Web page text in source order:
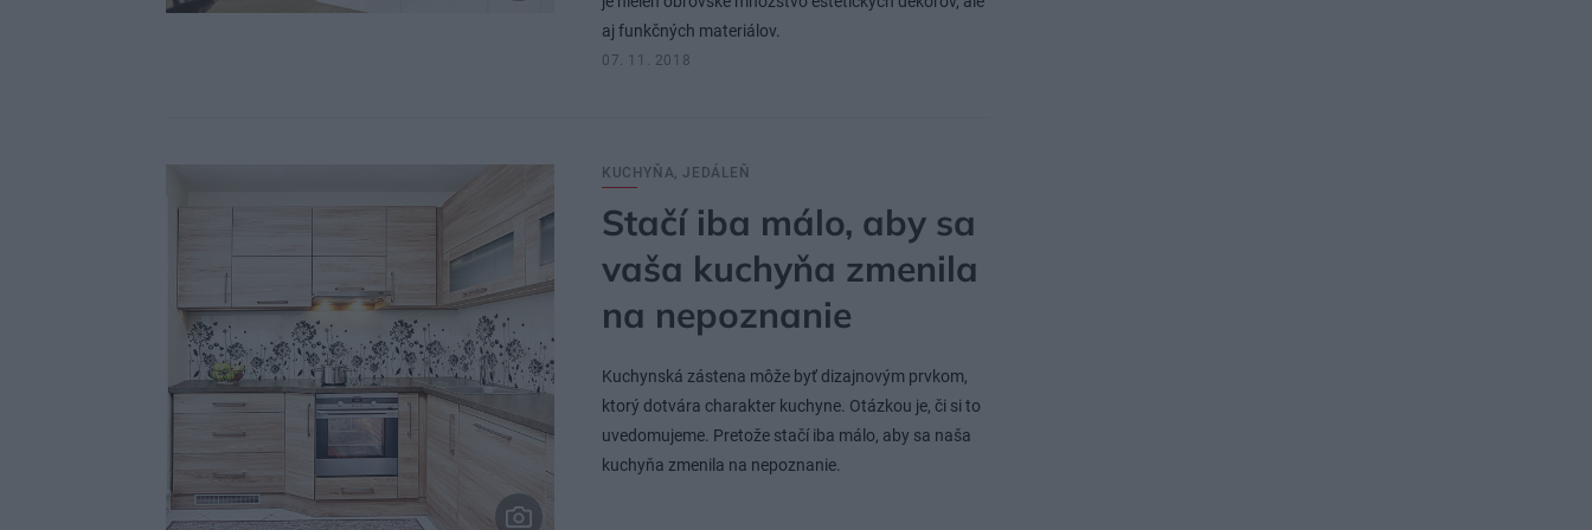
aj funkčných materiálov.
07. 11. 2018
KUCHYŇA, JEDÁLEŇ
Stačí iba málo, aby sa
vaša kuchyňa zmenila
na nepoznanie
Kuchynská zástena môže byť dizajnovým prvkom,
ktorý dotvára charakter kuchyne. Otázkou je, či si to
uvedomujeme. Pretože stačí iba málo, aby sa naša
kuchyňa zmenila na nepoznanie.